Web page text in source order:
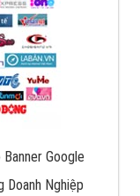
Google
Doanh Nghiệp